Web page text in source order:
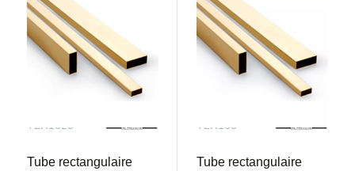
TLR1625
Tube rectangulaire
TLR163
Tube rectangulaire